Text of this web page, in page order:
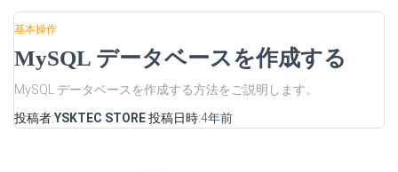
基本操作
MySQL データベースを作成する
MySQL データベースを作成する方法をご説明します。
投稿者:YSKTEC STORE投稿日時:4年前